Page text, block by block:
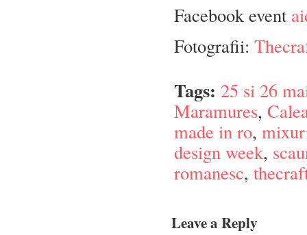
Facebook event
Fotografii:
Tags: 25 si 26
Maramures,
made in ro,
design week,
romanesc,
Leave a Reply